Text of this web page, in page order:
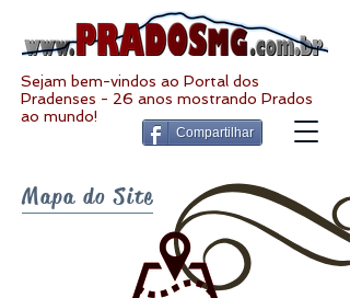
Sejam bem-vindos ao Portal dos
Pradenses - 26 anos mostrando Prados
ao mundo!
Compartilhar
Mapa do Site